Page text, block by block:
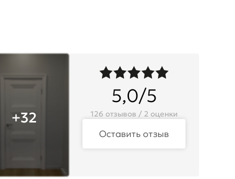
+32
5,0/5
126 отзывов / 2 оценки
Оставить отзыв